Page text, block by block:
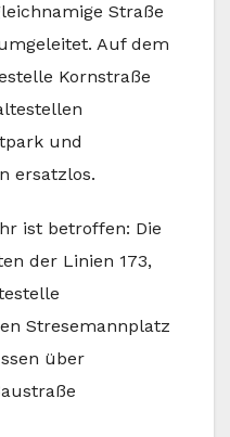
Straße
Auf dem
Kornstraße
und
ersatzlos.
ist betroffen: Die
der Linien 173,
Stresemannplatz
über